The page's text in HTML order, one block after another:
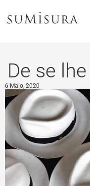
De se
6 Maio, 2020